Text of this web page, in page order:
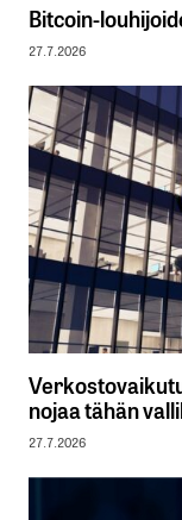
Bitcoin-
27.7.2026
nojaa tähän
27.7.2026